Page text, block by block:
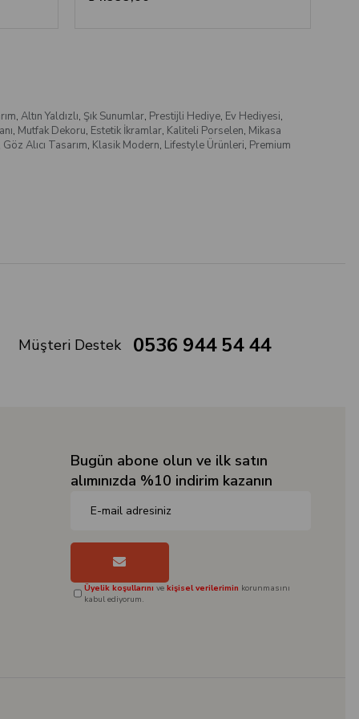
, Altın Yaldızlı, Şık Sunumlar, Prestijli Hediye, Ev Hediyesi,
, Mutfak Dekoru, Estetik İkramlar, Kaliteli Porselen, Mikasa
Göz Alıcı Tasarım, Klasik Modern, Lifestyle Ürünleri, Premium
Müşteri Destek 0536 944 54 44
Bugün abone olun ve ilk satın
alımınızda %10 indirim kazanın
Üyelik koşullarını vekişisel verilerimin korunmasını
kabul ediyorum.